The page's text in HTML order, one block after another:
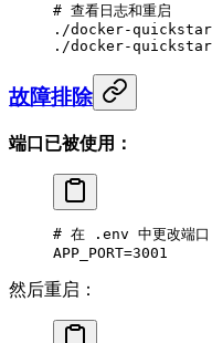
# 查看日志和重启
./docker-
./docker-
故障排除
端口已被使用：
# 在 .env 中更改端口
APP_PORT=3001
然后重启：